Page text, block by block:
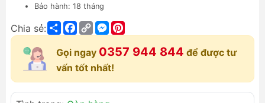
Bảo hành: 18 tháng
Chia sẻ: ShareFacebook
Copy
Link
Messenger
Gọi ngay 0357 944 844 để được tư
vấn tốt nhất!